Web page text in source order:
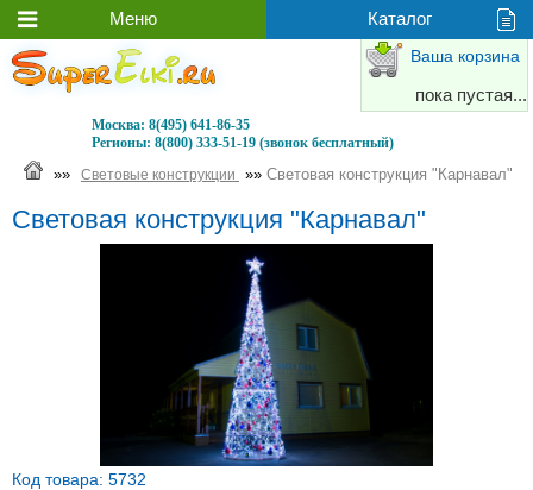
Москва: 8(495) 641-86-35
Регионы: 8(800) 333-51-19 (звонок бесплатный)
Ваша корзина
пока пустая...
»» Световые конструкции »» Световая конструкция "Карнавал"
Световая конструкция "Карнавал"
Код товара: 5732